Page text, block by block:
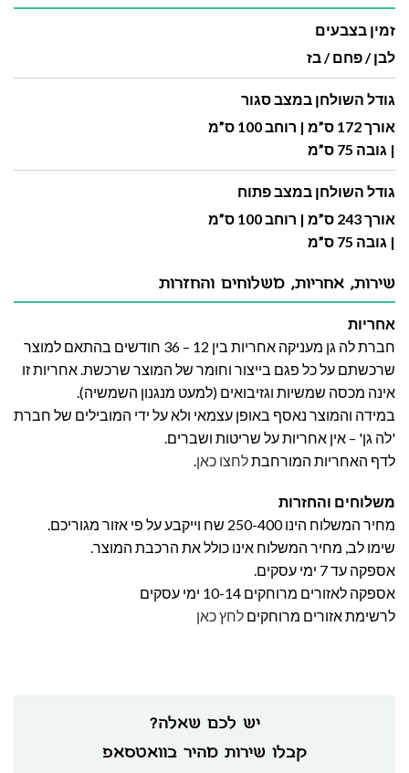
זמין בצבעים
לבן / פחם / בז
גודל השולחן במצב סגור
אורך 172 ס”מ | רוחב 100 ס”מ
| גובה 75 ס”מ
גודל השולחן במצב פתוח
אורך 243 ס”מ | רוחב 100 ס”מ
| גובה 75 ס”מ
יש לכם שאלה?
קבלו שירות מהיר בוואטסאפ
שירות, אחריות, משלוחים והחזרות
אחריות
חברת לה גן מעניקה אחריות בין 12 – 36 חודשים בהתאם למוצר
שרכשתם על כל פגם בייצור וחומר של המוצר שרכשת. אחריות זו
אינה מכסה שמשיות וגזיבואים (למעט מנגנון השמשיה).
במידה והמוצר נאסף באופן עצמאי ולא על ידי המובילים של חברת
'לה גן' – אין אחריות על שריטות ושברים.
לדף האחריות המורחבתלחצו כאן.
משלוחים והחזרות
מחיר המשלוח הינו 250-400 שח וייקבע על פי אזור מגוריכם.
שימו לב, מחיר המשלוח אינו כולל את הרכבת המוצר.
אספקה עד 7 ימי עסקים.
אספקה לאזורים מרוחקים 10-14 ימי עסקים
לרשימת אזורים מרוחקים לחץ כאן